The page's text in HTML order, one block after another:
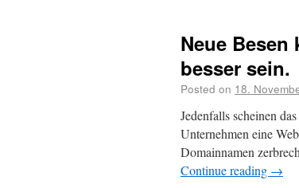
Neue
besser sein.
Posted on 18.
Jedenfalls scheinen
Unternehmen eine
Domainnamen
Continue reading →